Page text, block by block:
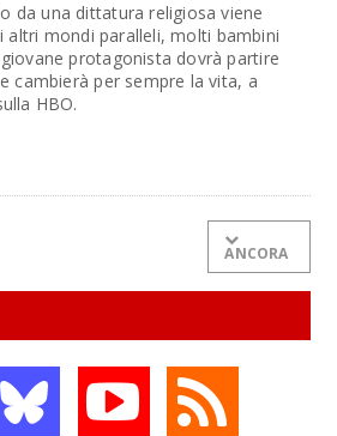
da una dittatura religiosa viene
altri mondi paralleli, molti bambini
protagonista dovrà partire
cambierà per sempre la vita, a
HBO.
ANCORA